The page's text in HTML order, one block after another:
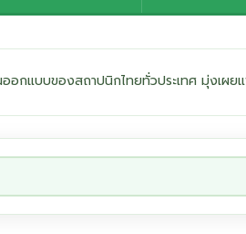
อกแบบของสถาปนิกไทยทั่วประเทศ มุ่งเผ